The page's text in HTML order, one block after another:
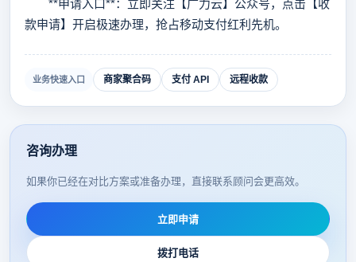
**申请入口**：立即关注【广力云】公众号，点击【收
款申请】开启极速办理，抢占移动支付红利先机。
业务快速入口 商家聚合码 支付 API 远程收款
咨询办理
如果你已经在对比方案或准备办理，直接联系顾问会更高效。
立即申请
拨打电话